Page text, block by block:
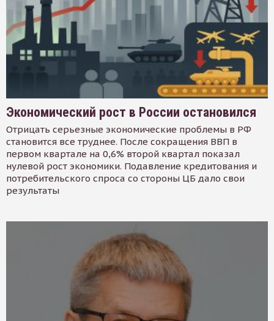
Экономический рост в России остановился
Отрицать серьезные экономические проблемы в РФ
становится все труднее. После сокращения ВВП в
первом квартале на 0,6% второй квартал показал
нулевой рост экономики. Подавление кредитования и
потребительского спроса со стороны ЦБ дало свои
результаты